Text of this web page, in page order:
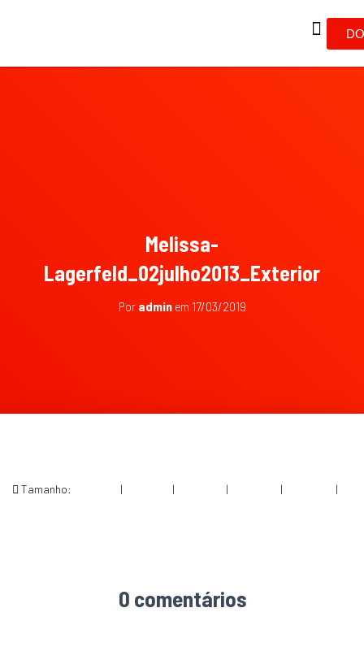
Melissa-
Lagerfeld_02julho2013_Exterior
Por adminem 17/03/2019
Tamanho: | | | |
|
0 comentários